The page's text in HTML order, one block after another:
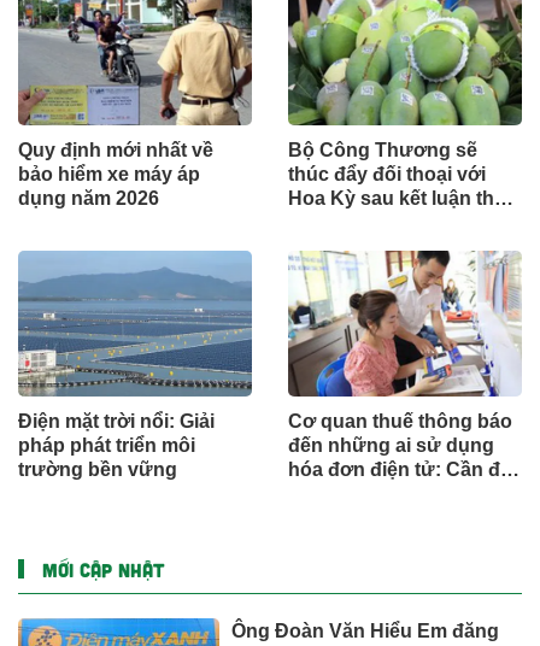
Quy định mới nhất về
bảo hiểm xe máy áp
dụng năm 2026
Bộ Công Thương sẽ
thúc đẩy đối thoại với
Hoa Kỳ sau kết luận thuế
Điện mặt trời nổi: Giải
pháp phát triển môi
trường bền vững
Cơ quan thuế thông báo
đến những ai sử dụng
hóa đơn điện tử: Cần đặc
MỚI CẬP NHẬT
Ông Đoàn Văn Hiểu Em đăng